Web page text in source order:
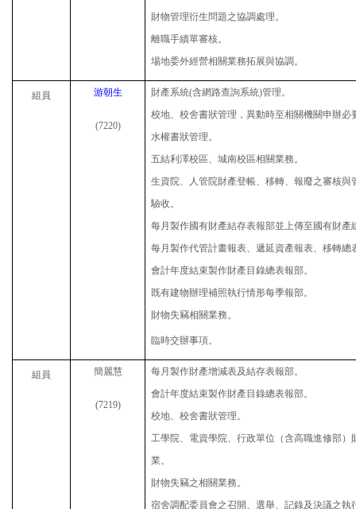
財物管理衍生問題之協調處理。
離職手續單審核。
場地委外經營相關業務拓展與協調。
組員 游朝生
(7220)
財產系統(含網路查詢系統)管理。
校地、校舍書狀管理，異動時至相關機關申辦必
水權書狀管理。
五結利澤校區、城南校區相關業務。
生資院、人管院財產登帳、移轉、報廢之審核與
驗收。
每月製作國有財產結存表報部並上傳至國有財產
每月製作代管計畫報表、遞延資產報表、移轉總
會計年度結束製作財產目錄總表報部。
既有建物辦理補照執行情形每季報部。
財物失竊相關業務。
臨時交辦事項。
組員 簡麗慧
(7219)
每月製作財產增減表及結存表報部。
會計年度結束製作財產目錄總表報部。
校地、校舍書狀管理。
工學院、電資學院、行政單位（含高職進修部）
業。
財物失竊之相關業務。
宿舍調配委員會之召開、選舉、記錄及決議之執